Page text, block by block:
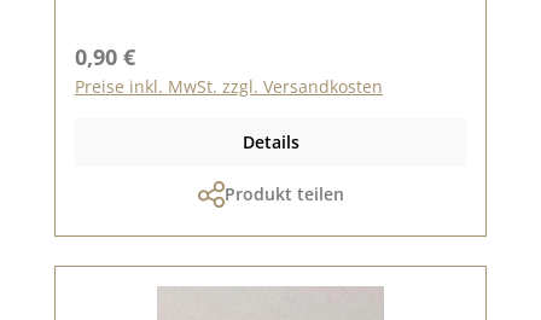
Regulärer Preis:
0,90 €
Preise inkl. MwSt. zzgl. Versandkosten
Details
Produkt teilen